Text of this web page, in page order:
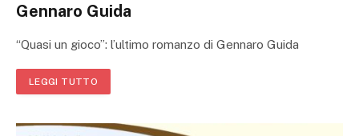
Gennaro Guida
“Quasi un gioco”: l’ultimo romanzo di Gennaro Guida
LEGGI TUTTO